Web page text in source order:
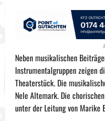
Neben musikalischen
Instrumentalgruppen zeigen
Theaterstück. Die
Nele Altemark. Die
unter der Leitung von